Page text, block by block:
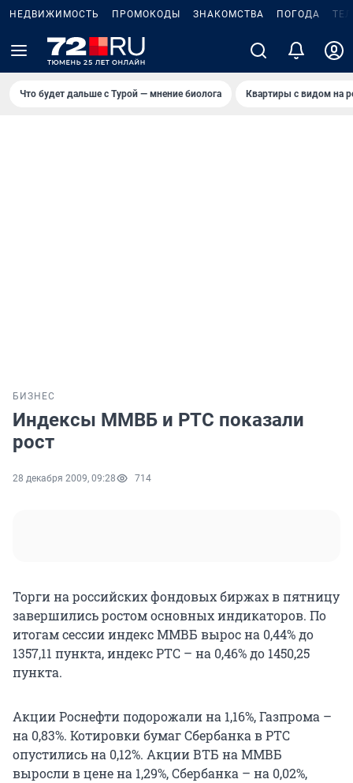
НЕДВИЖИМОСТЬ ПРОМОКОДЫ ЗНАКОМСТВА ПОГОДА
Что будет дальше с Турой — мнение биолога Квартиры с видом на
БИЗНЕС
Индексы ММВБ и РТС показали
рост
28 декабря 2009, 09:28 714
Торги на российских фондовых биржах в пятницу
завершились ростом основных индикаторов. По
итогам сессии индекс ММВБ вырос на 0,44% до
1357,11 пункта, индекс РТС – на 0,46% до 1450,25
пункта.
Акции Роснефти подорожали на 1,16%, Газпрома –
на 0,83%. Котировки бумаг Сбербанка в РТС
опустились на 0,12%. Акции ВТБ на ММВБ
выросли в цене на 1,29%, Сбербанка – на 0,02%,